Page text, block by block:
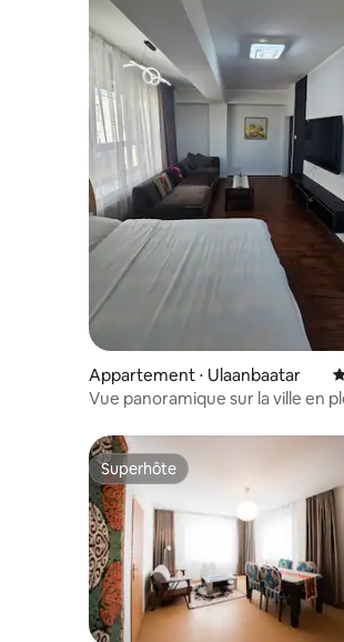
Appartement ⋅ Ulaanbaatar
Vue panoramique sur la ville en
Superhôte
Superhôte